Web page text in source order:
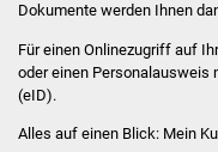
Dokumente werden Ihnen
Für einen Onlinezugriff auf
oder einen
(eID).
Alles auf einen Blick: Mein